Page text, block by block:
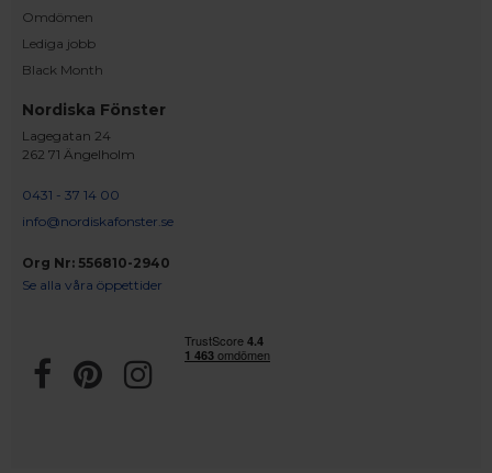
Omdömen
Lediga jobb
Black Month
Nordiska Fönster
Lagegatan 24
262 71 Ängelholm
0431 - 37 14 00
info@nordiskafonster.se
Org Nr: 556810-2940
Se alla våra öppettider